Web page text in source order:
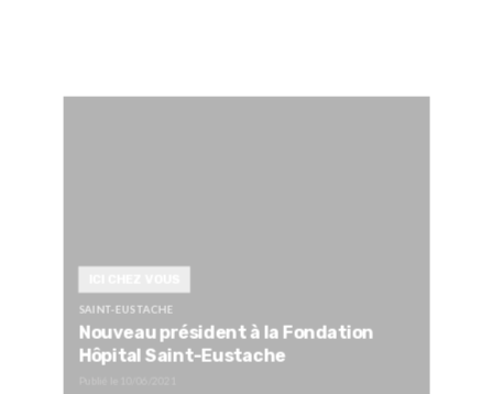
SAINT-EUSTACHE
Nouveau président à la Fondation
Hôpital Saint-Eustache